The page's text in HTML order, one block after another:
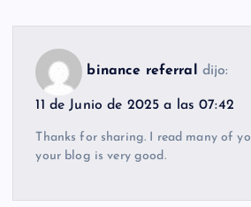
binance referral dijo:
11 de Junio de 2025 a las 07:42
Thanks for sharing. I read many of
your blog is very good.